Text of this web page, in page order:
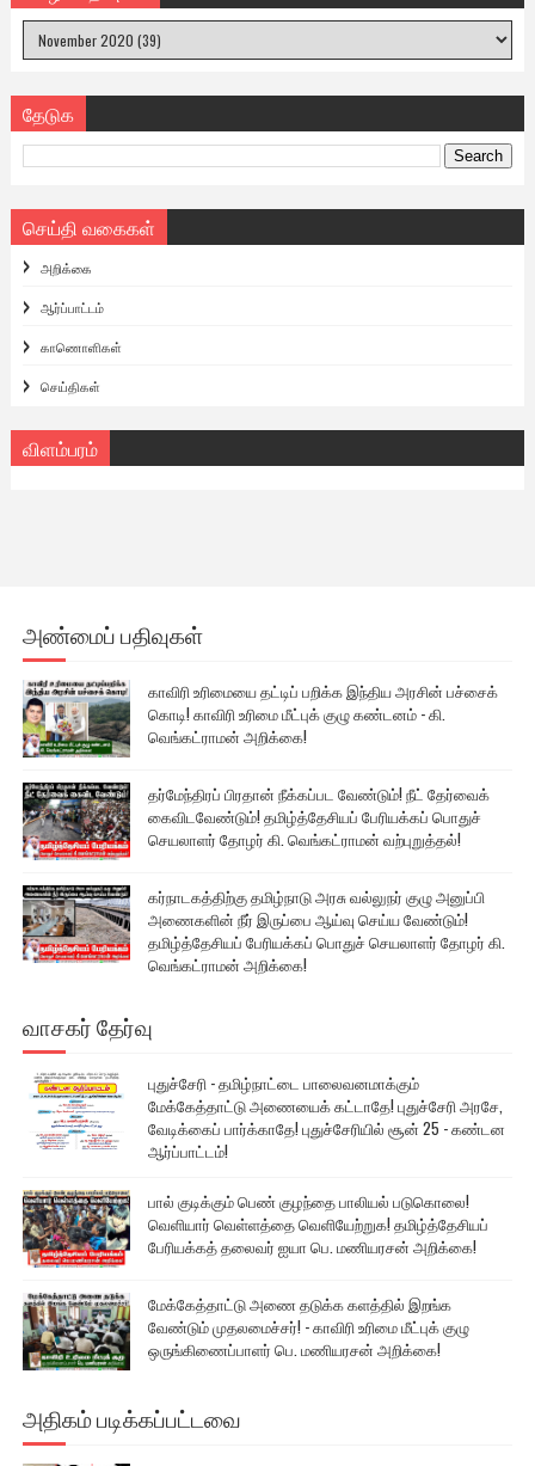
தேடுக
செய்தி வகைகள்
அறிக்கை
ஆர்ப்பாட்டம்
காணொளிகள்
செய்திகள்
விளம்பரம்
அண்மைப் பதிவுகள்
காவிரி உரிமையை தட்டிப் பறிக்க இந்திய அரசின் பச்சைக்
கொடி! காவிரி உரிமை மீட்புக் குழு கண்டனம் - கி.
வெங்கட்ராமன் அறிக்கை!
தர்மேந்திரப் பிரதான் நீக்கப்பட வேண்டும்! நீட் தேர்வைக்
கைவிடவேண்டும்! தமிழ்த்தேசியப் பேரியக்கப் பொதுச்
செயலாளர் தோழர் கி. வெங்கட்ராமன் வற்புறுத்தல்!
கர்நாடகத்திற்கு தமிழ்நாடு அரசு வல்லுநர் குழு அனுப்பி
அணைகளின் நீர் இருப்பை ஆய்வு செய்ய வேண்டும்!
தமிழ்த்தேசியப் பேரியக்கப் பொதுச் செயலாளர் தோழர் கி.
வெங்கட்ராமன் அறிக்கை!
வாசகர் தேர்வு
புதுச்சேரி - தமிழ்நாட்டை பாலைவனமாக்கும்
மேக்கேத்தாட்டு அணையைக் கட்டாதே! புதுச்சேரி அரசே,
வேடிக்கைப் பார்க்காதே! புதுச்சேரியில் சூன் 25 - கண்டன
ஆர்ப்பாட்டம்!
பால் குடிக்கும் பெண் குழந்தை பாலியல் படுகொலை!
வெளியார் வெள்ளத்தை வெளியேற்றுக! தமிழ்த்தேசியப்
பேரியக்கத் தலைவர் ஐயா பெ. மணியரசன் அறிக்கை!
மேக்கேத்தாட்டு அணை தடுக்க களத்தில் இறங்க
வேண்டும் முதலமைச்சர்! - காவிரி உரிமை மீட்புக் குழு
ஒருங்கிணைப்பாளர் பெ. மணியரசன் அறிக்கை!
அதிகம் படிக்கப்பட்டவை